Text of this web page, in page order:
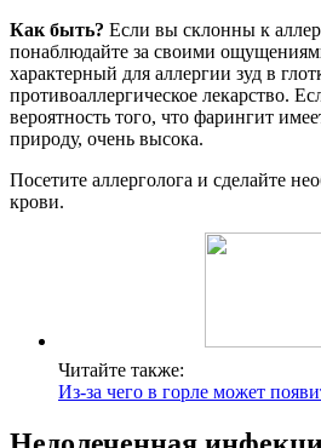
Как быть? Если вы склонны к
понаблюдайте за своими
характерный для аллергии зуд в
противоаллергическое лекарство.
вероятность того, что фарингит
природу, очень высока.
Посетите аллерголога и сделайте
крови.
Читайте также:
Из-за чего в горле может